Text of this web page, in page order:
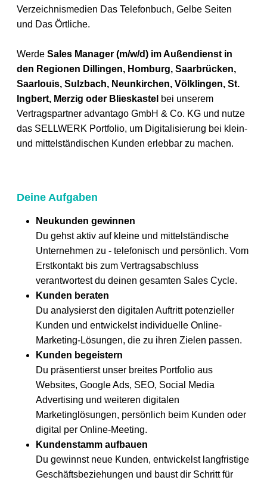
Verzeichnismedien Das Telefonbuch, Gelbe Seiten
und Das Örtliche.
WerdeSales Manager (m/w/d) im Außendienst in
den Regionen Dillingen, Homburg, Saarbrücken,
Saarlouis, Sulzbach, Neunkirchen, Völklingen, St.
Ingbert, Merzig oder Blieskastel bei unserem
Vertragspartner advantago GmbH & Co. KG und nutze
das SELLWERK Portfolio, um Digitalisierung bei klein-
und mittelständischen Kunden erlebbar zu machen.
Deine Aufgaben
Neukunden gewinnen
Du gehst aktiv auf kleine und mittelständische
Unternehmen zu - telefonisch und persönlich. Vom
Erstkontakt bis zum Vertragsabschluss
verantwortest du deinen gesamten Sales Cycle.
Kunden beraten
Du analysierst den digitalen Auftritt potenzieller
Kunden und entwickelst individuelle Online-
Marketing-Lösungen, die zu ihren Zielen passen.
Kunden begeistern
Du präsentierst unser breites Portfolio aus
Websites, Google Ads, SEO, Social Media
Advertising und weiteren digitalen
Marketinglösungen, persönlich beim Kunden oder
digital per Online-Meeting.
Kundenstamm aufbauen
Du gewinnst neue Kunden, entwickelst langfristige
Geschäftsbeziehungen und baust dir Schritt für